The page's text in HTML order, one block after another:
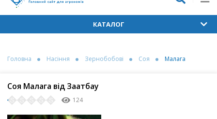
КАТАЛОГ
Головна Насіння Зернобобові Соя Малага
Соя Малага від Заатбау
124